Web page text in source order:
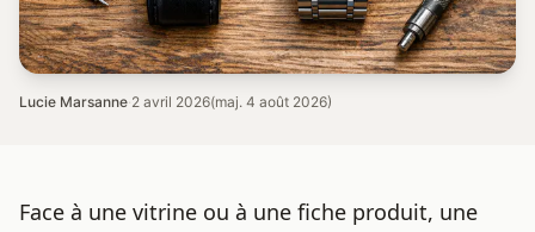
Lucie Marsanne·2 avril 2026(maj. 4 août 2026)
Face à une vitrine ou à une fiche produit, une